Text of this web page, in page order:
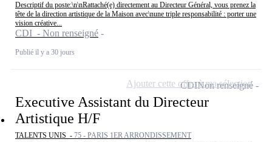
Descriptif du poste:\n\nRattaché(e) directement au Directeur Général, vous prenez la
tête de la direction artistique de la Maison avec\nune triple responsabilité : porter une
vision créative...
CDI - Non renseigné
Publié il y a 30 jours
Executive Assistant du Directeur
Artistique H/F
TALENTS UNIS - 75 - PARIS 1ER ARRONDISSEMENT
CDINon renseigné
Ajouter cette offre à ma sélection